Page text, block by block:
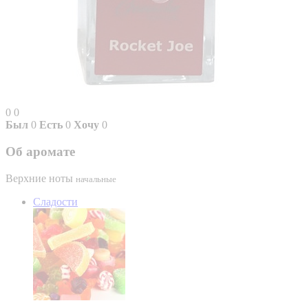
0 0
Был 0 Есть 0 Хочу 0
Об аромате
Верхние ноты начальные
Сладости